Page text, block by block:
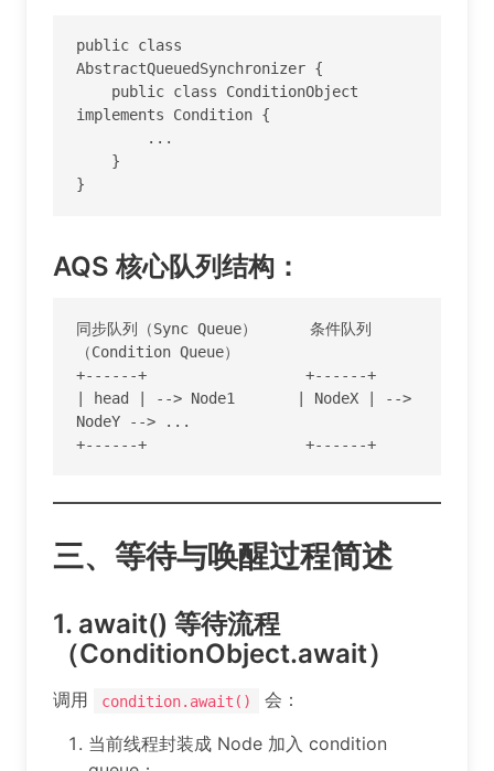
public class
AbstractQueuedSynchronizer {
implements Condition {
}
AQS 核心队列结构：
同步队列（Sync Queue）      条件队列
（Condition Queue）
+------+                  +------+
| head | --> Node1       | NodeX | -->
NodeY --> ...
+------+                  +------+
三、等待与唤醒过程简述
1. await() 等待流程
（ConditionObject.await）
调用 condition.await()
会：
当前线程封装成 Node 加入 condition